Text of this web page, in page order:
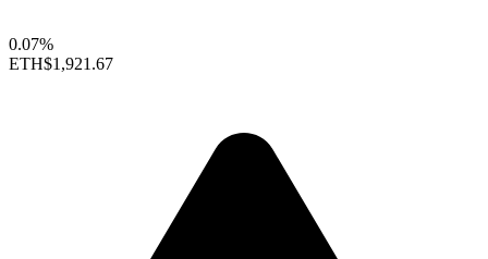
0.07%
ETH$1,921.67